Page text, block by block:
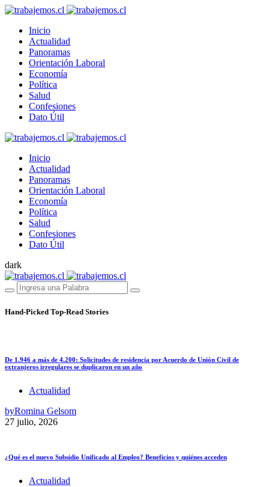
Inicio
Actualidad
Panoramas
Orientación Laboral
Economía
Política
Salud
Confesiones
Dato Útil
Inicio
Actualidad
Panoramas
Orientación Laboral
Economía
Política
Salud
Confesiones
Dato Útil
dark
Hand-Picked Top-Read Stories
De 1.946 a más de 4.200: Solicitudes de residencia por Acuerdo de Unión Civil de
extranjeros irregulares se duplicaron en un año
Actualidad
byRomina Gelsom
27 julio, 2026
¿Qué es el nuevo Subsidio Unificado al Empleo? Beneficios y quiénes acceden
Actualidad